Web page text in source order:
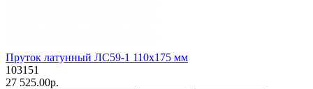
Пруток латунный ЛС59-1 110х175 мм
103151
27 525.00р.